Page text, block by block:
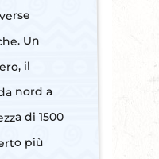
Un
il
nord a
di 1500
più